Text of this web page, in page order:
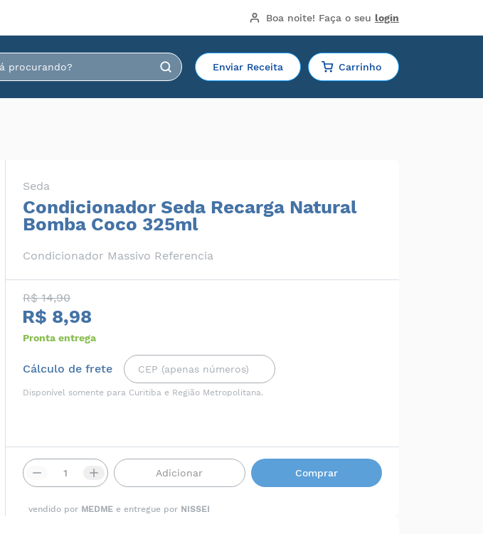
Boa noite! Faça o seu login
Enviar Receita Carrinho
Seda
Condicionador Seda Recarga Natural
Bomba Coco 325ml
Condicionador Massivo Referencia
R$ 14,90
R$ 8,98
Pronta entrega
Cálculo de frete
Disponível somente para Curitiba e Região Metropolitana.
Adicionar Comprar
vendido por MEDME e entregue por NISSEI